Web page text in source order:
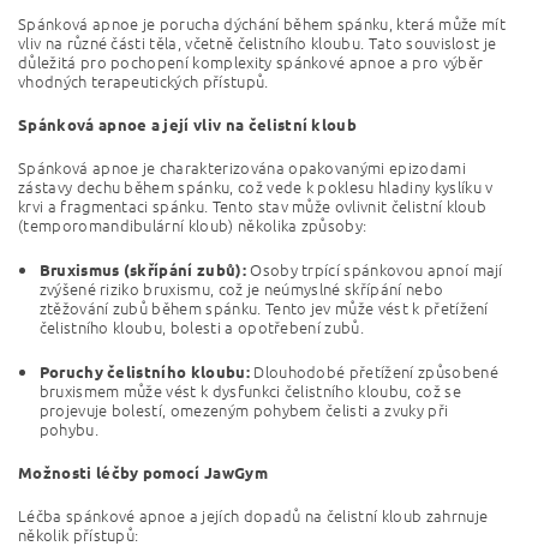
Spánková apnoe je porucha dýchání během spánku, která může mít
vliv na různé části těla, včetně čelistního kloubu. Tato souvislost je
důležitá pro pochopení komplexity spánkové apnoe a pro výběr
vhodných terapeutických přístupů.
Spánková apnoe a její vliv na čelistní kloub
Spánková apnoe je charakterizována opakovanými epizodami
zástavy dechu během spánku, což vede k poklesu hladiny kyslíku v
krvi a fragmentaci spánku. Tento stav může ovlivnit čelistní kloub
(temporomandibulární kloub) několika způsoby:
Bruxismus (skřípání zubů):Osoby trpící spánkovou apnoí mají
zvýšené riziko bruxismu, což je neúmyslné skřípání nebo
ztěžování zubů během spánku. Tento jev může vést k přetížení
čelistního kloubu, bolesti a opotřebení zubů.
Poruchy čelistního kloubu:Dlouhodobé přetížení způsobené
bruxismem může vést k dysfunkci čelistního kloubu, což se
projevuje bolestí, omezeným pohybem čelisti a zvuky při
pohybu.
Možnosti léčby pomocí JawGym
Léčba spánkové apnoe a jejích dopadů na čelistní kloub zahrnuje
několik přístupů: